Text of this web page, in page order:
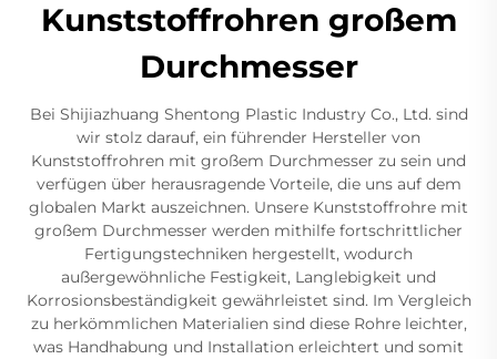
Kunststoffrohren großem
Durchmesser
Bei Shijiazhuang Shentong Plastic Industry Co., Ltd. sind
wir stolz darauf, ein führender Hersteller von
Kunststoffrohren mit großem Durchmesser zu sein und
verfügen über herausragende Vorteile, die uns auf dem
globalen Markt auszeichnen. Unsere Kunststoffrohre mit
großem Durchmesser werden mithilfe fortschrittlicher
Fertigungstechniken hergestellt, wodurch
außergewöhnliche Festigkeit, Langlebigkeit und
Korrosionsbeständigkeit gewährleistet sind. Im Vergleich
zu herkömmlichen Materialien sind diese Rohre leichter,
was Handhabung und Installation erleichtert und somit